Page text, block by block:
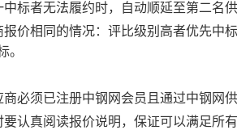
标者无法履约时，自动顺延至第二名
价相同的情况：评比级别高者优先中
。
必须已注册中钢网会员且通过中钢网
认真阅读报价说明，保证可以满足所